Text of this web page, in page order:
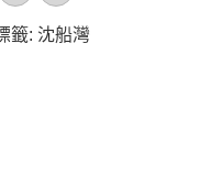
籤: 沈船灣